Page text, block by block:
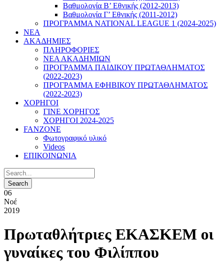
Βαθμολογία Β’ Εθνικής (2012-2013)
Βαθμολογία Γ’ Εθνικής (2011-2012)
ΠΡΟΓΡΑΜΜΑ NATIONAL LEAGUE 1 (2024-2025)
ΝΕΑ
ΑΚΑΔΗΜΙΕΣ
ΠΛΗΡΟΦΟΡΙΕΣ
ΝΕΑ ΑΚΑΔΗΜΙΩΝ
ΠΡΟΓΡΑΜΜΑ ΠΑΙΔΙΚΟΥ ΠΡΩΤΑΘΛΗΜΑΤΟΣ
(2022-2023)
ΠΡΟΓΡΑΜΜΑ ΕΦΗΒΙΚΟΥ ΠΡΩΤΑΘΛΗΜΑΤΟΣ
(2022-2023)
ΧΟΡΗΓΟΙ
ΓΙΝΕ ΧΟΡΗΓΟΣ
ΧΟΡΗΓΟΙ 2024-2025
FANZONE
Φωτογραφικό υλικό
Videos
ΕΠΙΚΟΙΝΩΝΙΑ
06
Νοέ
2019
Πρωταθλήτριες ΕΚΑΣΚΕΜ οι
γυναίκες του Φιλίππου